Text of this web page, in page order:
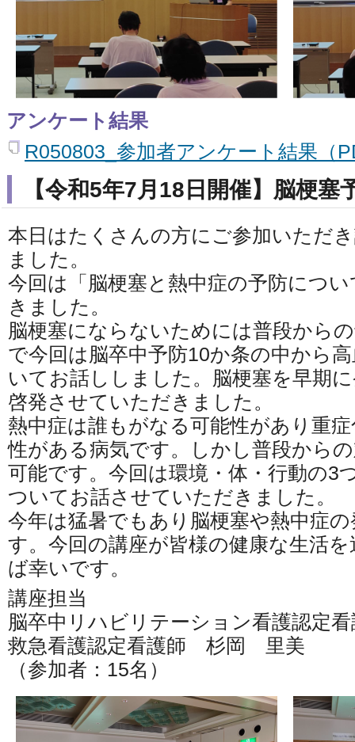
アンケート結果
R050803_参加者アンケート結果（
【令和5年7月18日開催】脳梗塞
本日はたくさんの方にご参加いただ
ました。
今回は「脳梗塞と熱中症の予防につ
きました。
脳梗塞にならないためには普段から
で今回は脳卒中予防10か条の中から
いてお話ししました。脳梗塞を早期
啓発させていただきました。
熱中症は誰もがなる可能性があり重
性がある病気です。しかし普段から
可能です。今回は環境・体・行動の3
ついてお話させていただきました。
今年は猛暑でもあり脳梗塞や熱中症
す。今回の講座が皆様の健康な生活
ば幸いです。
講座担当
脳卒中リハビリテーション看護認
救急看護認定看護師 杉岡 里美
（参加者：15名）